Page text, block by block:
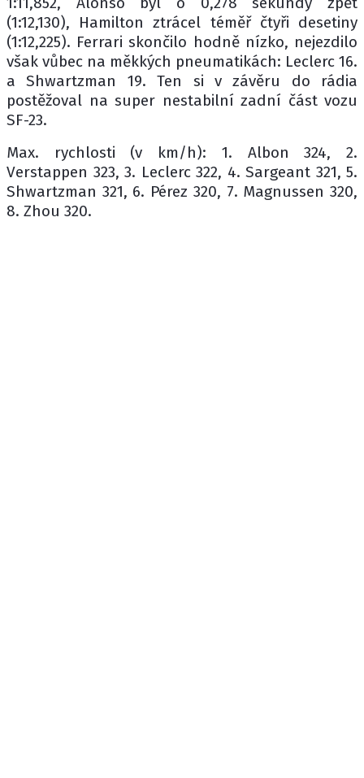
(1:12,130), Hamilton ztrácel téměř čtyři desetiny
(1:12,225). Ferrari skončilo hodně nízko, nejezdilo
však vůbec na měkkých pneumatikách: Leclerc 16.
a Shwartzman 19. Ten si v závěru do rádia
postěžoval na super nestabilní zadní část vozu
SF-23.
Max. rychlosti (v km/h): 1. Albon 324, 2.
Verstappen 323, 3. Leclerc 322, 4. Sargeant 321, 5.
Shwartzman 321, 6. Pérez 320, 7. Magnussen 320,
8. Zhou 320.